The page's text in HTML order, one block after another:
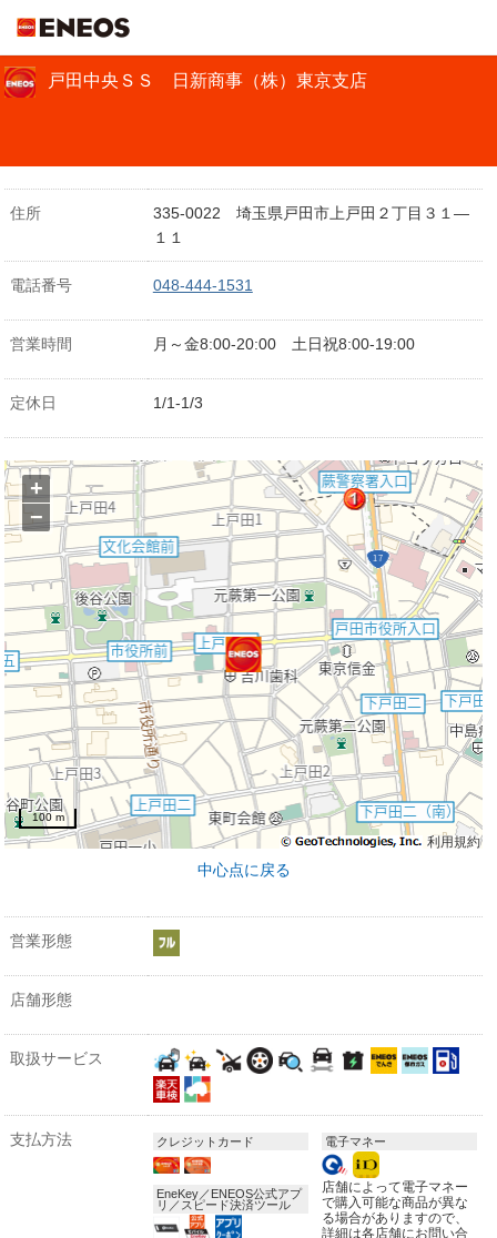
戸田中央ＳＳ 日新商事（株）東京支店
住所
335-0022 埼玉県戸田市上戸田２丁目３１―
１１
電話番号 048-444-1531
営業時間 月～金8:00-20:00 土日祝8:00-19:00
定休日 1/1-1/3
利用規約
+
−
100 m
中心点に戻る
営業形態
店舗形態
取扱サービス
支払方法 クレジットカード
EneKey／ENEOS公式アプ
リ／スピード決済ツール
電子マネー
店舗によって電子マネー
で購入可能な商品が異な
る場合がありますので、
詳細は各店舗にお問い合